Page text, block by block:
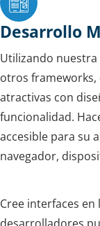
Desarrollo
Utilizando nuestra
otros
atractivas con
funcionalidad.
accesible para su
navegador,
Cree interfaces